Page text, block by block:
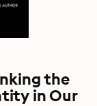
the
in Our